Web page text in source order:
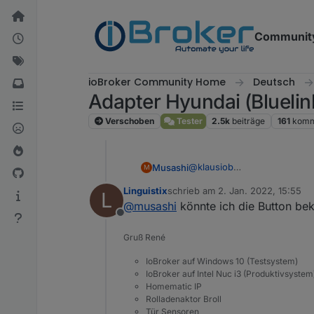
Weiter zum Inhalt
ioBroker Community Home Deutsch
Adapter Hyundai
Verschoben Tester 2.5k beiträge 161
M Musashi@klausiob
rot. Beim Reifenluftdruck
diese plane ich an dann
Soll dann mal so aussehen:
L
Offline
Linguistixschrieb am 2. Jan. 2022, 15:55
zuletzt editiert von
@musashi könnte ich die Button
Gruß René
IoBroker auf Windows 10 (Testsystem)
IoBroker auf Intel Nuc i3
Homematic IP
Rolladenaktor Broll
Tür Sensoren